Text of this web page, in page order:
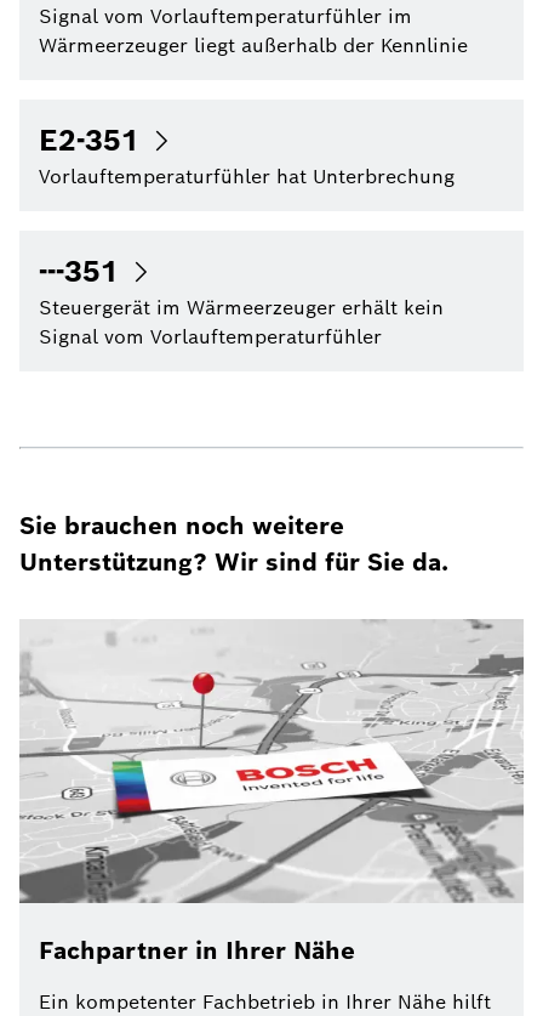
Signal vom Vorlauftemperaturfühler im
Wärmeerzeuger liegt außerhalb der Kennlinie
E2-351
Vorlauftemperaturfühler hat Unterbrechung
---351
Steuergerät im Wärmeerzeuger erhält kein
Signal vom Vorlauftemperaturfühler
Sie brauchen noch weitere
Unterstützung? Wir sind für Sie da.
Fachpartner in Ihrer Nähe
Ein kompetenter Fachbetrieb in Ihrer Nähe hilft